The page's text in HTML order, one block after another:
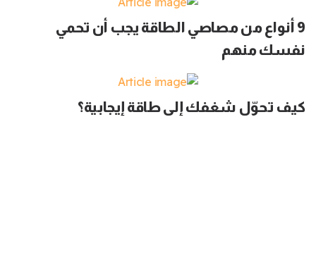
9 أنواع من مصاصي الطاقة يجب أن تحمي
نفسك منهم
كيف تحوّل شغفك إلى طاقة إيجابية؟